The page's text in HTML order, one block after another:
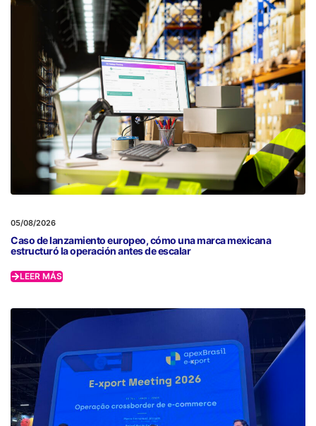
05/08/2026
Caso de lanzamiento europeo, cómo una marca mexicana
estructuró la operación antes de escalar
LEER MÁS